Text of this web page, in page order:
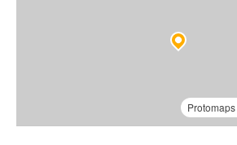
Protomaps